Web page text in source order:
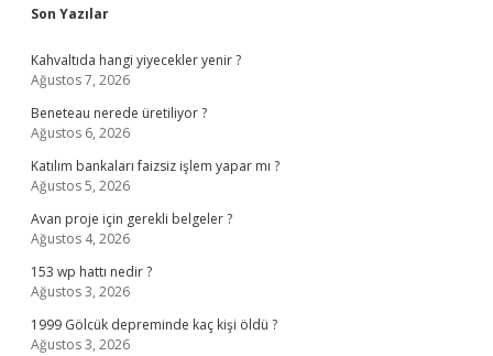
Sidebar
Son Yazılar
Kahvaltıda hangi yiyecekler yenir ?
Ağustos 7, 2026
Beneteau nerede üretiliyor ?
Ağustos 6, 2026
Katılım bankaları faizsiz işlem yapar mı ?
Ağustos 5, 2026
Avan proje için gerekli belgeler ?
Ağustos 4, 2026
153 wp hattı nedir ?
Ağustos 3, 2026
1999 Gölcük depreminde kaç kişi öldü ?
Ağustos 3, 2026